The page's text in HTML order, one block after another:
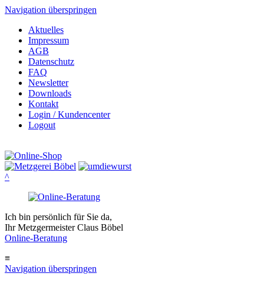
Navigation überspringen
Aktuelles
Impressum
AGB
Datenschutz
FAQ
Newsletter
Downloads
Kontakt
Login / Kundencenter
Logout
^
Ich bin persönlich für Sie da,
Ihr Metzgermeister Claus Böbel
Online-Beratung
≡
Navigation überspringen